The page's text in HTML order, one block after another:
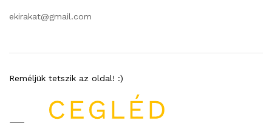
ekirakat@gmail.com
Reméljük tetszik az oldal! :)